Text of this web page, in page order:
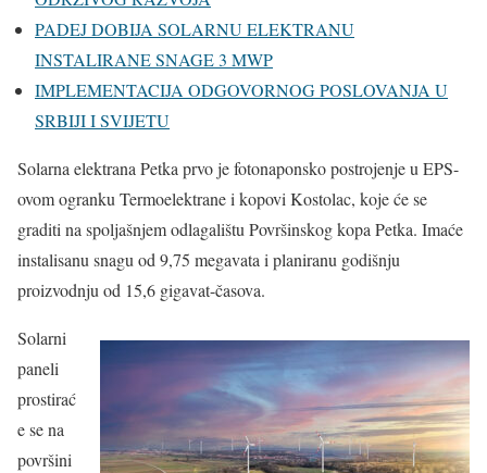
PADEJ DOBIJA SOLARNU ELEKTRANU
INSTALIRANE SNAGE 3 MWP
IMPLEMENTACIJA ODGOVORNOG POSLOVANJA U
SRBIJI I SVIJETU
Solarna elektrana Petka prvo je fotonaponsko postrojenje u EPS-
ovom ogranku Termoelektrane i kopovi Kostolac, koje će se
graditi na spoljašnjem odlagalištu Površinskog kopa Petka. Imaće
instalisanu snagu od 9,75 megavata i planiranu godišnju
proizvodnju od 15,6 gigavat-časova.
Solarni
paneli
prostirać
e se na
površini